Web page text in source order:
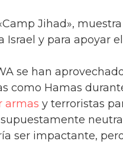
Jihad»,
Israel y para apoyar
se han
como Hamas
armas y terroristas
ser impactante,